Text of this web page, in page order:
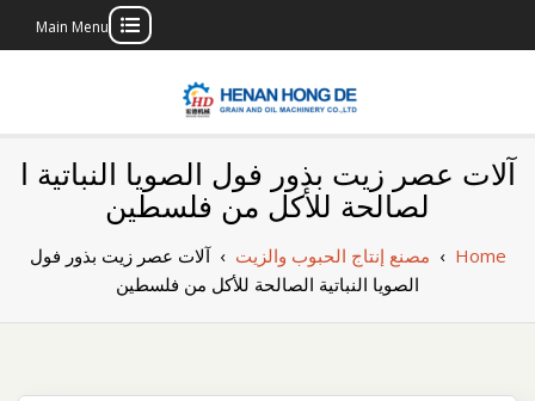
Main Menu
بناء مصنع إنتاج
الزيوت النباتية
الخاص بك
آلات عصر زيت بذور فول الصويا النباتية ا
لصالحة للأكل من فلسطين
Home
› مصنع إنتاج الحبوب والزيت ›آلات عصر زيت بذور فول
الصويا النباتية الصالحة للأكل من فلسطين